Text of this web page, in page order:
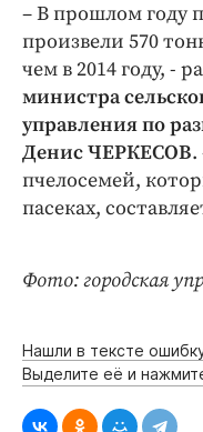
Издания
Интересное
Клиника года
Бренд года
– В прошлом году
произвели 570
чем в 2014 году, -
министра
управления по
Денис ЧЕРКЕСОВ.
пчелосемей,
пасеках,
Фото: городская
Нашли в тексте
Выделите её и